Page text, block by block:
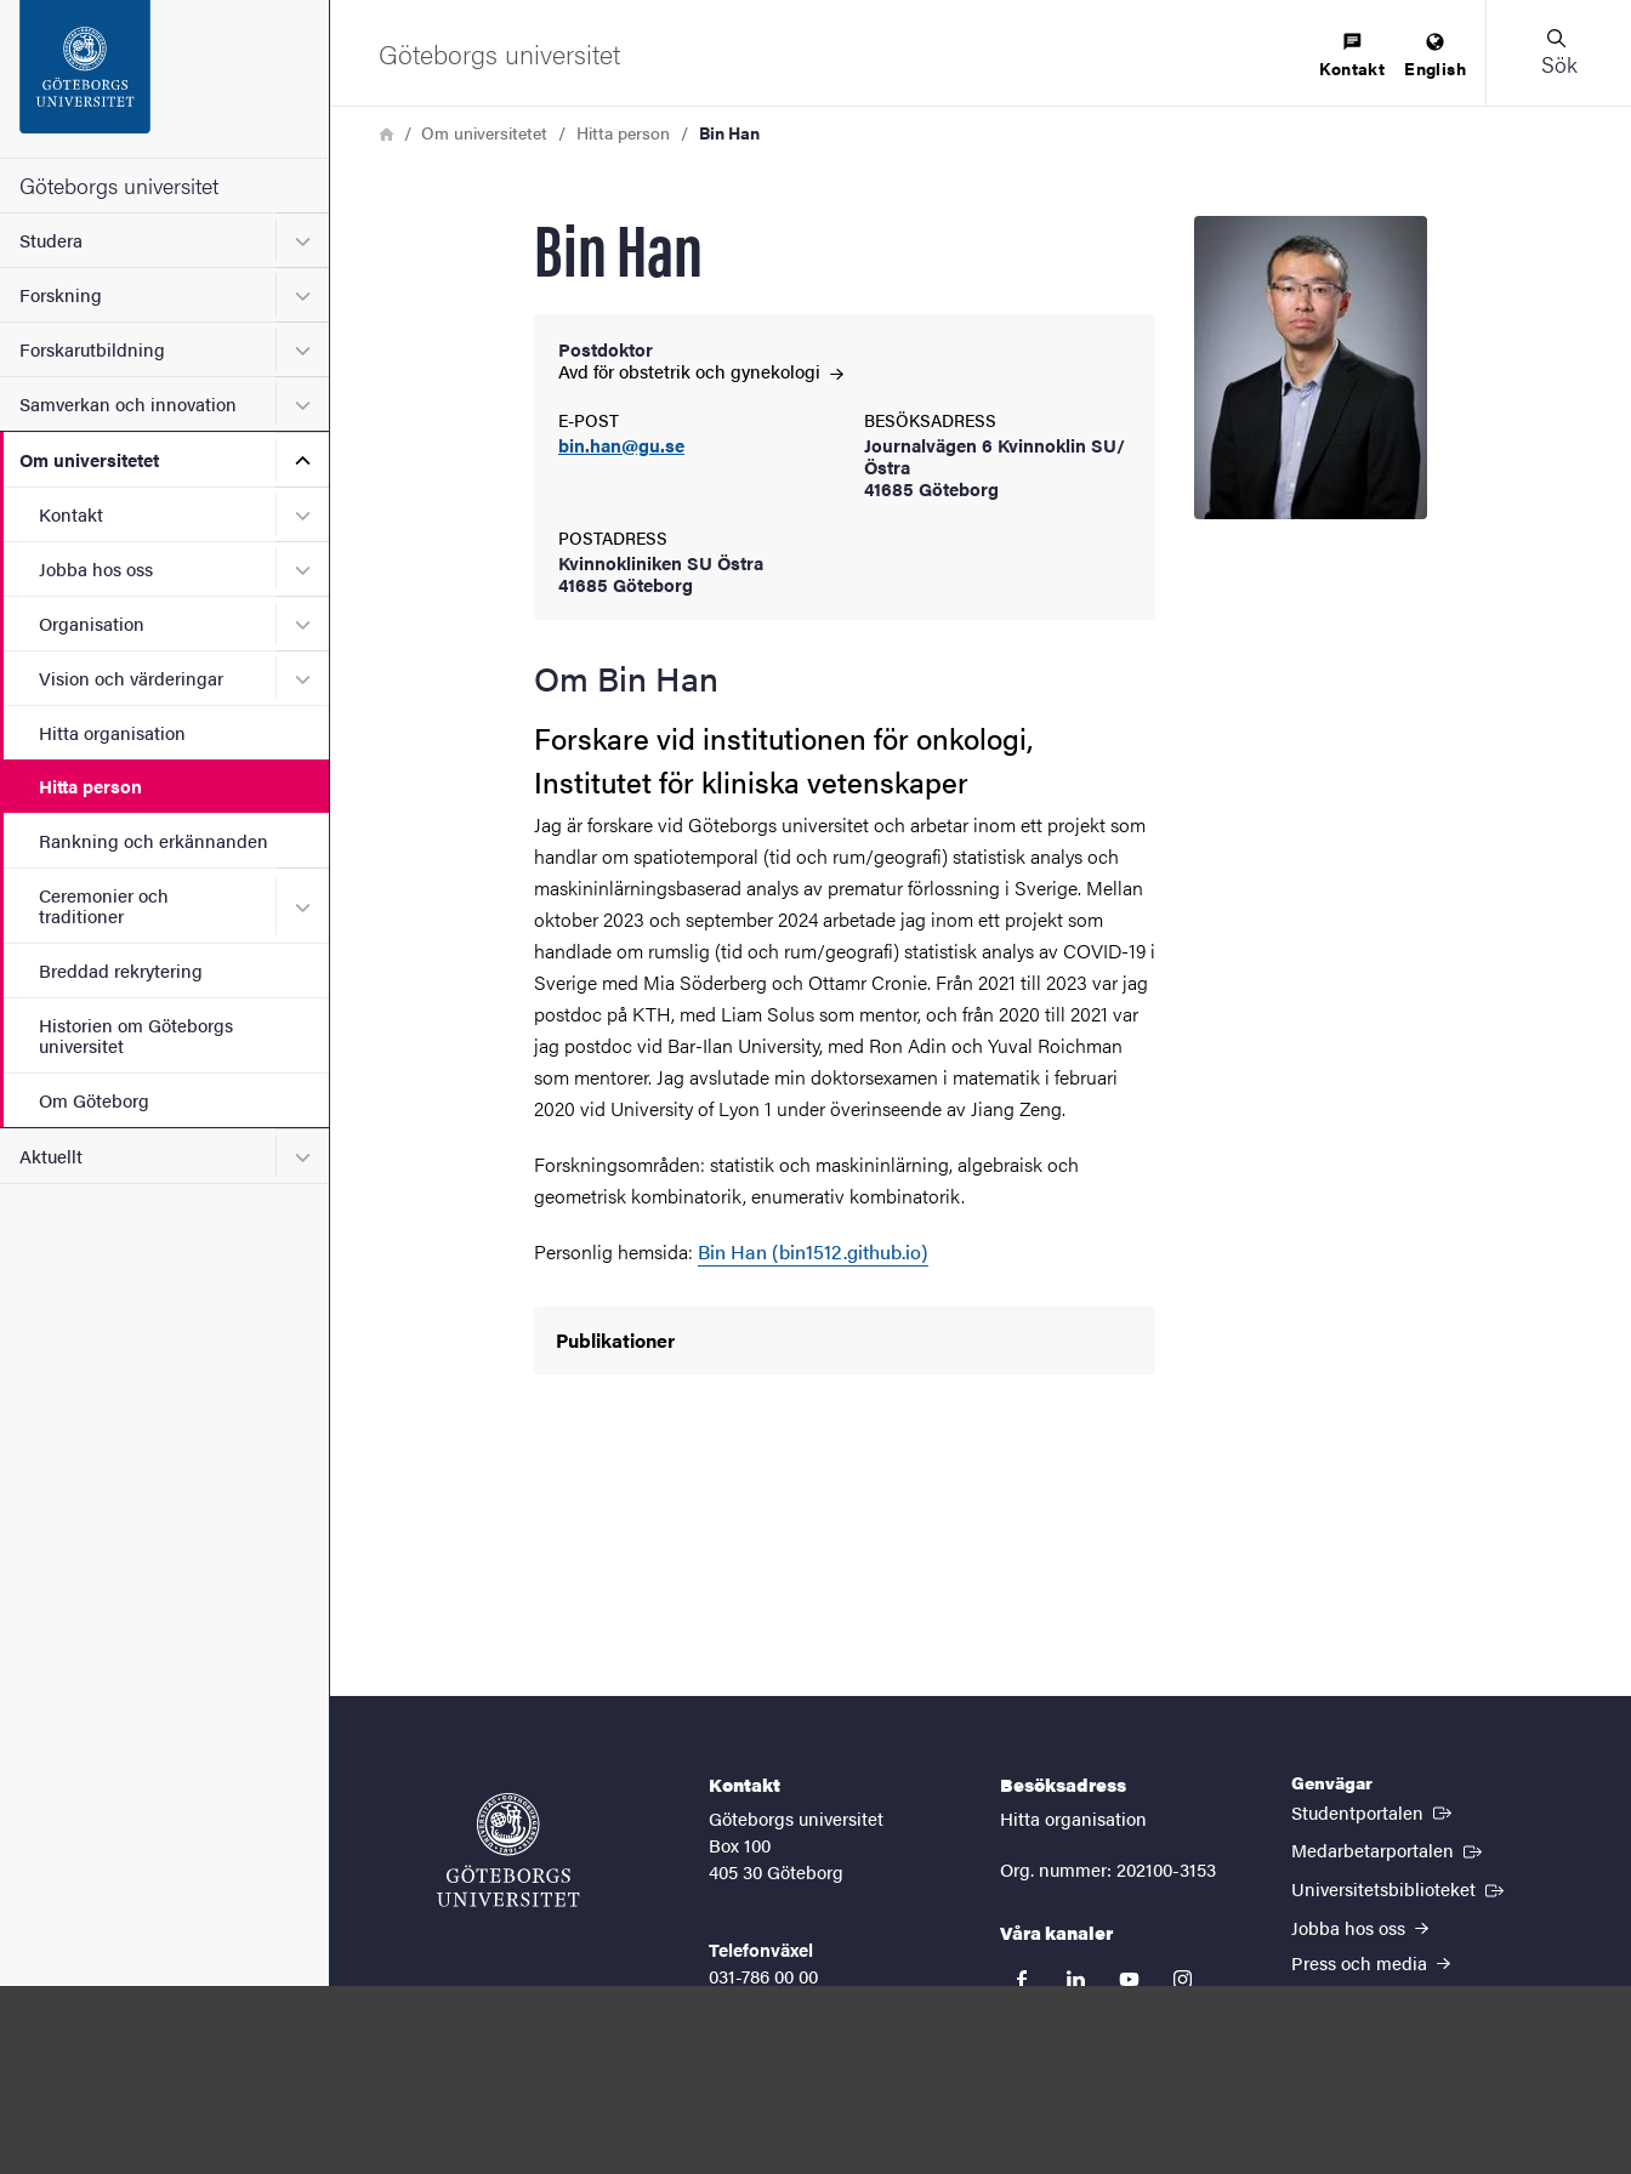
Sidfoten
Om webbplatsen
Göteborgs universitet
Studera Undermeny för Studera
Forskning Undermeny för Forskning
Forskarutbildning Undermeny för Forskarutbildning
Samverkan och innovation Undermeny för Samverkan och innovation
Om universitetet Undermeny för Om universitetet
Kontakt Undermeny för Kontakt
Jobba hos oss Undermeny för Jobba hos oss
Organisation Undermeny för Organisation
Vision och värderingar Undermeny för Vision och värderingar
Hitta organisation
Hitta person
Rankning och erkännanden
Ceremonier och
traditioner
Undermeny för Ceremonier och traditioner
Breddad rekrytering
Historien om Göteborgs
universitet
Om Göteborg
Aktuellt Undermeny för Aktuellt
Göteborgs universitet Kontakt English Sök
LänkstigHemOm universitetet Hitta person Bin Han
Bin Han
Postdoktor
Avd för obstetrik och gynekologi
E-POST
bin.han@gu.se
BESÖKSADRESS
Journalvägen 6 Kvinnoklin SU/
Östra
41685 Göteborg
POSTADRESS
Kvinnokliniken SU Östra
41685 Göteborg
Om Bin Han
Forskare vid institutionen för onkologi,
Institutet för kliniska vetenskaper
Jag är forskare vid Göteborgs universitet och arbetar inom ett projekt som
handlar om spatiotemporal (tid och rum/geografi) statistisk analys och
maskininlärningsbaserad analys av prematur förlossning i Sverige. Mellan
oktober 2023 och september 2024 arbetade jag inom ett projekt som
handlade om rumslig (tid och rum/geografi) statistisk analys av COVID-19 i
Sverige med Mia Söderberg och Ottamr Cronie. Från 2021 till 2023 var jag
postdoc på KTH, med Liam Solus som mentor, och från 2020 till 2021 var
jag postdoc vid Bar-Ilan University, med Ron Adin och Yuval Roichman
som mentorer. Jag avslutade min doktorsexamen i matematik i februari
2020 vid University of Lyon 1 under överinseende av Jiang Zeng.
Forskningsområden: statistik och maskininlärning, algebraisk och
geometrisk kombinatorik, enumerativ kombinatorik.
Personlig hemsida: Bin Han (bin1512.github.io)
Publikationer
Kontakt
Göteborgs universitet
Box 100
405 30 Göteborg
Telefonväxel
031-786 00 00
Besöksadress
Hitta organisation
Org. nummer: 202100-3153
Våra kanaler
facebooklinkedinyoutubeinstagram
Genvägar
Studentportalen (Extern länk)
Medarbetarportalen (Extern länk)
Universitetsbiblioteket (Extern länk)
Jobba hos oss
Press och media